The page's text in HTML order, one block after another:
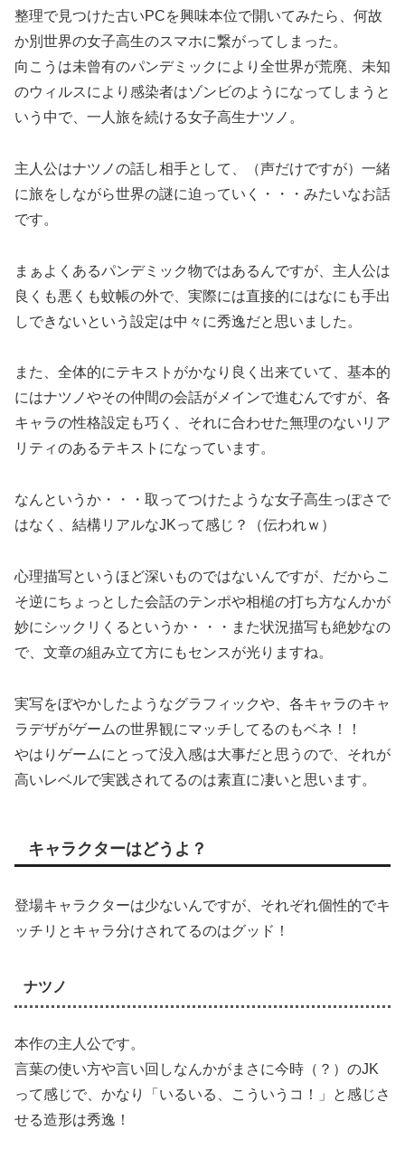
整理で見つけた古いPCを興味本位で開いてみたら、何故
か別世界の女子高生のスマホに繋がってしまった。
向こうは未曾有のパンデミックにより全世界が荒廃、未知
のウィルスにより感染者はゾンビのようになってしまうと
いう中で、一人旅を続ける女子高生ナツノ。
主人公はナツノの話し相手として、（声だけですが）一緒
に旅をしながら世界の謎に迫っていく・・・みたいなお話
です。
まぁよくあるパンデミック物ではあるんですが、主人公は
良くも悪くも蚊帳の外で、実際には直接的にはなにも手出
しできないという設定は中々に秀逸だと思いました。
また、全体的にテキストがかなり良く出来ていて、基本的
にはナツノやその仲間の会話がメインで進むんですが、各
キャラの性格設定も巧く、それに合わせた無理のないリア
リティのあるテキストになっています。
なんというか・・・取ってつけたような女子高生っぽさで
はなく、結構リアルなJKって感じ？（伝われｗ）
心理描写というほど深いものではないんですが、だからこ
そ逆にちょっとした会話のテンポや相槌の打ち方なんかが
妙にシックリくるというか・・・また状況描写も絶妙なの
で、文章の組み立て方にもセンスが光りますね。
実写をぼやかしたようなグラフィックや、各キャラのキャ
ラデザがゲームの世界観にマッチしてるのもベネ！！
やはりゲームにとって没入感は大事だと思うので、それが
高いレベルで実践されてるのは素直に凄いと思います。
キャラクターはどうよ？
登場キャラクターは少ないんですが、それぞれ個性的でキ
ッチリとキャラ分けされてるのはグッド！
ナツノ
本作の主人公です。
言葉の使い方や言い回しなんかがまさに今時（？）のJK
って感じで、かなり「いるいる、こういうコ！」と感じさ
せる造形は秀逸！